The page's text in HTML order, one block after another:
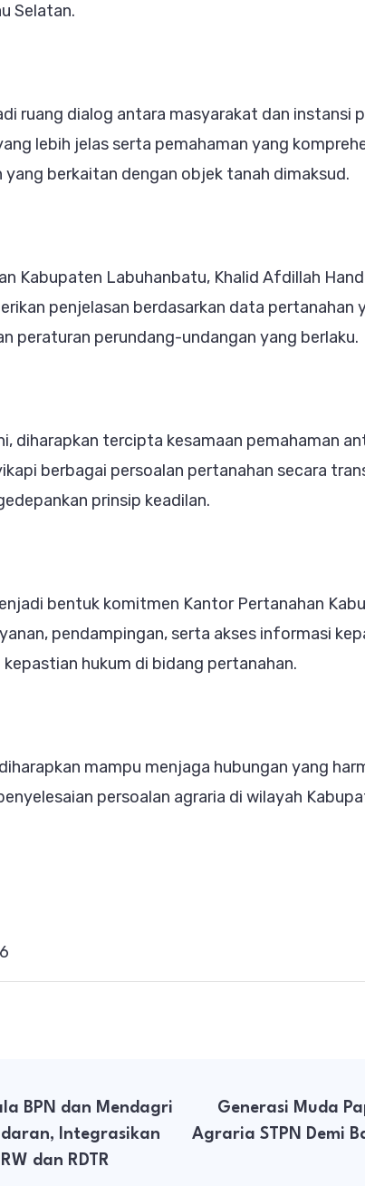
Selatan.
ruang dialog antara masyarakat dan instansi
lebih jelas serta pemahaman yang
berkaitan dengan objek tanah dimaksud.
Kabupaten Labuhanbatu, Khalid Afdillah
penjelasan berdasarkan data pertanahan
peraturan perundang-undangan yang berlaku.
diharapkan tercipta kesamaan pemahaman
berbagai persoalan pertanahan secara
prinsip keadilan.
bentuk komitmen Kantor Pertanahan
pendampingan, serta akses informasi
hukum di bidang pertanahan.
mampu menjaga hubungan yang
persoalan agraria di wilayah
6
BPN dan Mendagri
Integrasikan
dan RDTR
Generasi Muda
Agraria STPN Demi